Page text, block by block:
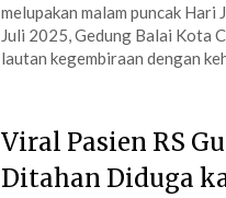
melupakan malam puncak
Juli 2025, Gedung Balai Kota
lautan kegembiraan dengan
Viral Pasien RS
Ditahan Diduga